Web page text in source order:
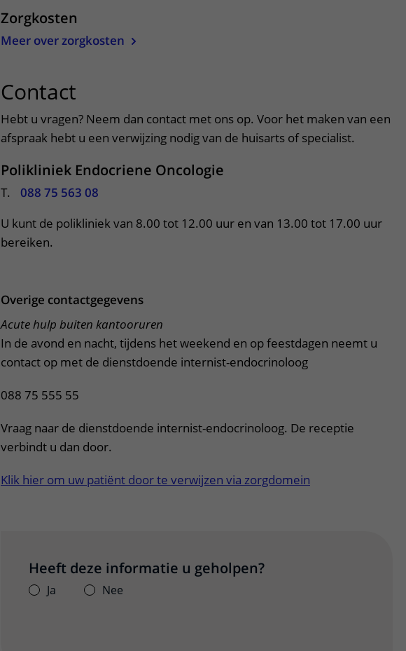
Zorgkosten
Meer over zorgkosten
Contact
Hebt u vragen? Neem dan contact met ons op. Voor het maken van een
afspraak hebt u een verwijzing nodig van de huisarts of specialist.
Polikliniek Endocriene Oncologie
T.
088 75 563 08
U kunt de polikliniek van 8.00 tot 12.00 uur en van 13.00 tot 17.00 uur
bereiken.
Overige contactgegevens
Acute hulp buiten kantooruren
In de avond en nacht, tijdens het weekend en op feestdagen neemt u
contact op met de dienstdoende internist-endocrinoloog
088 75 555 55
Vraag naar de dienstdoende internist-endocrinoloog. De receptie
verbindt u dan door.
Klik hier om uw patiënt door te verwijzen via zorgdomein
Heeft deze informatie u geholpen?
Ja Nee